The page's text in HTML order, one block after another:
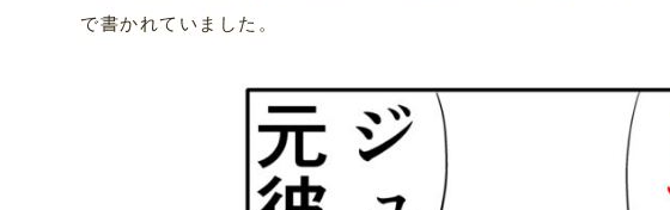
で書かれていました。